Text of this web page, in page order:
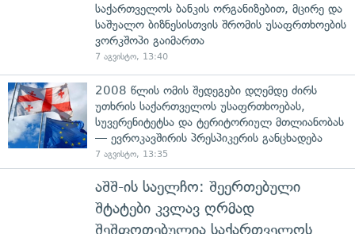
საქართველოს ბანკის ორგანიზებით, მცირე და
საშუალო ბიზნესისთვის შრომის უსაფრთხოების
ვორკშოპი გაიმართა
7 აგვისტო, 13:40
2008 წლის ომის შედეგები დღემდე ძირს
უთხრის საქართველოს უსაფრთხოებას,
სუვერენიტეტსა და ტერიტორიულ მთლიანობას
— ევროკავშირის პრესპიკერის განცხადება
7 აგვისტო, 13:35
აშშ-ის საელჩო: შეერთებული
შტატები კვლავ ღრმად
შეშფოთებულია საქართველოს